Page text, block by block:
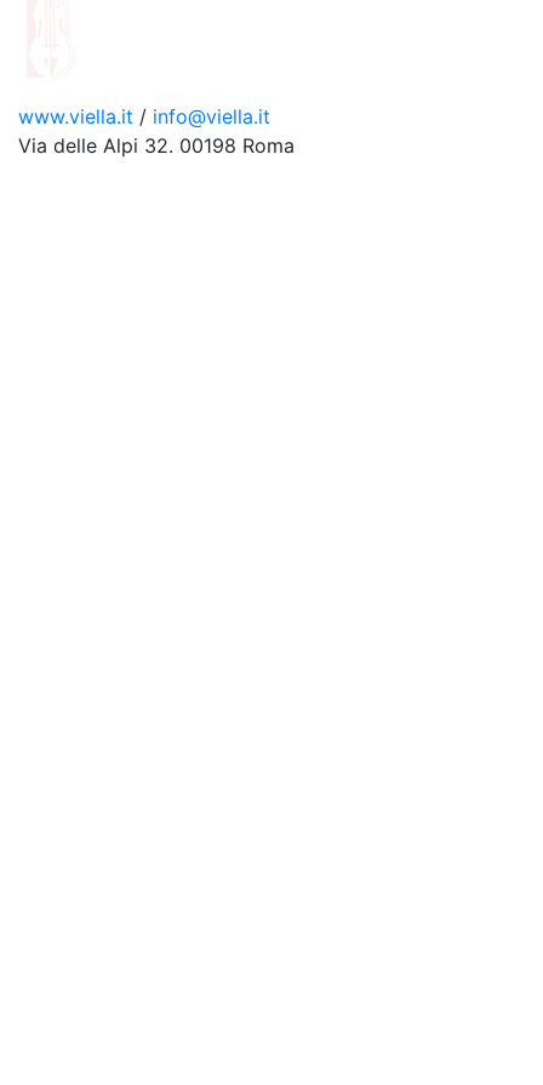
www.viella.it / info@viella.it
Via delle Alpi 32. 00198 Roma